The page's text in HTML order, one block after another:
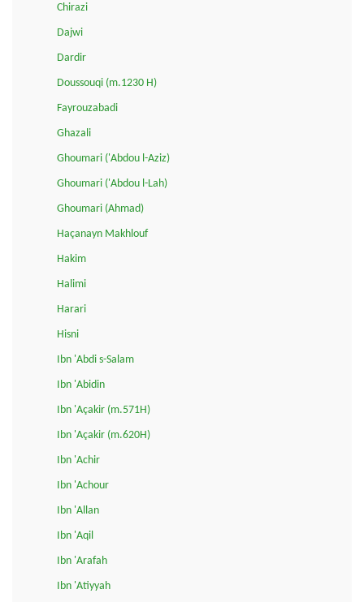
Chirazi
Dajwi
Dardir
Doussouqi (m.1230 H)
Fayrouzabadi
Ghazali
Ghoumari ('Abdou l-Aziz)
Ghoumari ('Abdou l-Lah)
Ghoumari (Ahmad)
Haçanayn Makhlouf
Hakim
Halimi
Harari
Hisni
Ibn 'Abdi s-Salam
Ibn 'Abidin
Ibn 'Açakir (m.571H)
Ibn 'Açakir (m.620H)
Ibn 'Achir
Ibn 'Achour
Ibn 'Allan
Ibn 'Aqil
Ibn 'Arafah
Ibn 'Atiyyah